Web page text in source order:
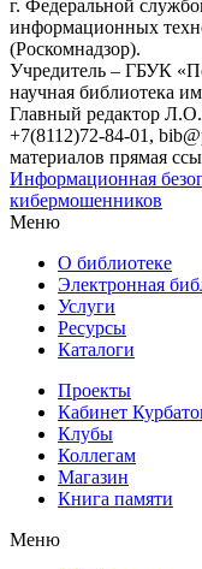
г. Федеральной
информационных
(Роскомнадзор).
Учредитель – ГБУК
научная библиотека
Главный редактор
+7(8112)72-84-01,
материалов прямая
Информационная
кибермошенников
Меню
О библиотеке
Электронная
Услуги
Ресурсы
Каталоги
Проекты
Кабинет
Клубы
Коллегам
Магазин
Книга памяти
Меню